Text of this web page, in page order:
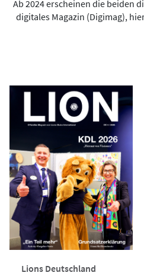
Ab 2024 erscheinen die beiden
digitales Magazin (Digimag),
Lions Deutschland